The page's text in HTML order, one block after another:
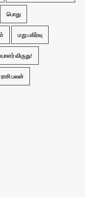
பொது
மறு பகிர்வு
விருது!
பலன்